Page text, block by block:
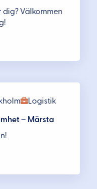
dig? Välkommen
Logistik
– Märsta